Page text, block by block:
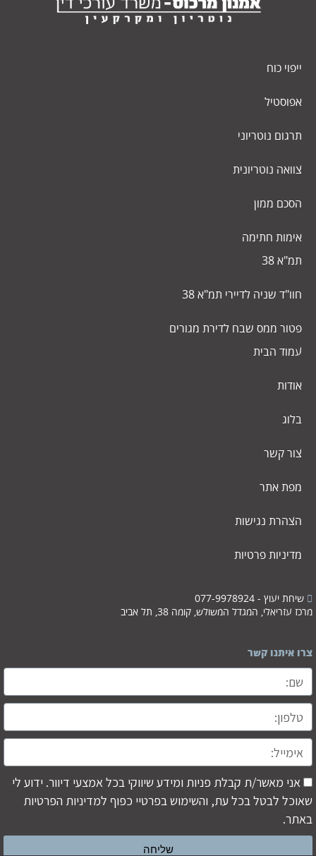
ייפוי כוח
אפוסטיל
תרגום נוטריוני
צוואה נוטריונית
הסכם ממון
אימות חתימה
תמ"א 38
חוו"ד שניה לדיירי תמ"א 38
פטור ממס שבח לדירת מגורים
עמוד הבית
אודות
בלוג
צור קשר
מפת אתר
הצהרת נגישות
מדיניות פרטיות
שיחת יעוץ - 077-9978924
מרכז עזריאלי, המגדל המשולש, קומה 38, תל אביב
צרו איתנו קשר
אני מאשר/ת קבלת פניות ומידע שיווקי בכל אמצעי דיוור. ידוע לי
שאוכל לבטל בכל עת, והשימוש בפרטיי כפוף למדיניות הפרטיות
באתר.
שליחה